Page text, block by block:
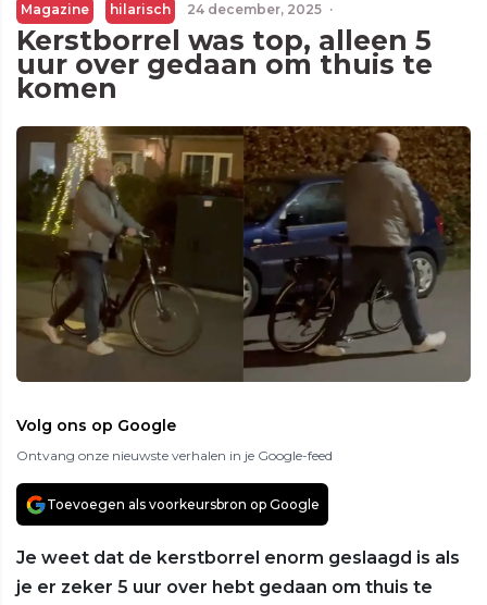
Magazine hilarisch 24 december, 2025 ·
Kerstborrel was top, alleen 5
uur over gedaan om thuis te
komen
Volg ons op Google
Ontvang onze nieuwste verhalen in je Google-feed
Toevoegen als voorkeursbron op Google
Je weet dat de kerstborrel enorm geslaagd is als
je er zeker 5 uur over hebt gedaan om thuis te